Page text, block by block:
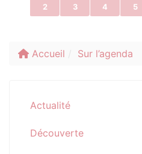
2 3 4 5
Accueil Sur l’agenda
Actualité
Découverte